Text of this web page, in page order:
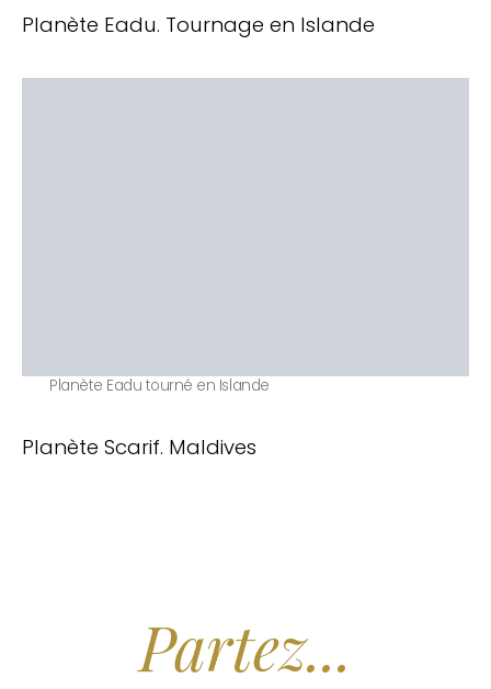
Planète Eadu. Tournage en Islande
Planète Eadu tourné en Islande
Planète Scarif. Maldives
Partez...